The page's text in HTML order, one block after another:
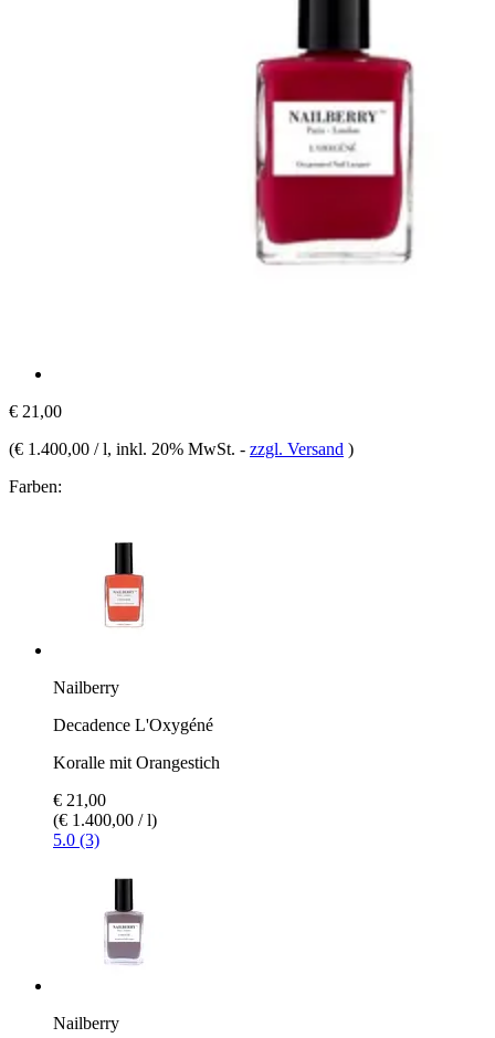
€ 21,00
(€ 1.400,00 / l, inkl. 20% MwSt. - zzgl. Versand )
Farben:
Nailberry
Decadence L'Oxygéné
Koralle mit Orangestich
€ 21,00
(€ 1.400,00 / l)
5.0 (3)
Nailberry